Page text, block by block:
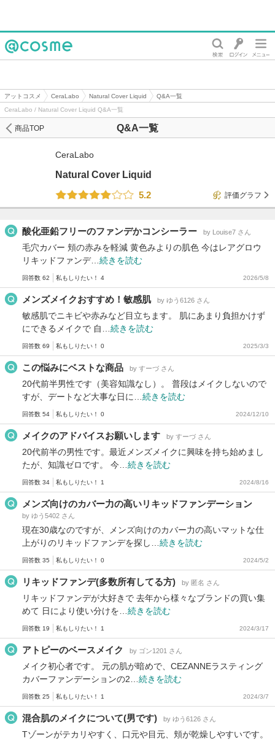
アットコスメ CeraLabo Natural Cover Liquid
Q&A一覧
CeraLabo / Natural Cover Liquid Q&A一覧
Q&A一覧
商品TOP
CeraLabo
Natural Cover Liquid
5.2
評価グラフ
酸化亜鉛フリーのファンデかコンシーラー by Louise7 さん
毛穴カバー 頬の赤みを軽減 黄色みよりの肌色 今はレアグロウ
リキッドファンデ… 続きを読む
回答数 62 私もしりたい！ 4 2026/5/8
メンズメイクおすすめ！敏感肌 by ゆう6126 さん
敏感肌でニキビや赤みなど目立ちます。 肌にあまり負担かけず
にできるメイクで 自… 続きを読む
回答数 69 私もしりたい！ 0 2025/3/3
この悩みにベストな商品 by すーづ さん
20代前半男性です（美容知識なし）。 普段はメイクしないので
すが、デートなど大事な日に… 続きを読む
回答数 54 私もしりたい！ 0 2024/12/10
メイクのアドバイスお願いします by すーづ さん
20代前半の男性です。最近メンズメイクに興味を持ち始めまし
たが、知識ゼロです。 今… 続きを読む
回答数 34 私もしりたい！ 1 2024/8/16
メンズ向けのカバー力の高いリキッドファンデーション
by ゆう5402 さん
現在30歳なのですが、メンズ向けのカバー力の高いマットな仕
上がりのリキッドファンデを探し… 続きを読む
回答数 35 私もしりたい！ 0 2024/5/2
リキッドファンデ(多数所有してる方) by 匿名 さん
リキッドファンデが大好きで 去年から様々なブランドの買い集
めて 日により使い分けを… 続きを読む
回答数 19 私もしりたい！ 1 2024/3/17
アトピーのベースメイク by ゴン1201 さん
メイク初心者です。 元の肌が暗めで、CEZANNEラスティング
カバーファンデーションの2… 続きを読む
回答数 25 私もしりたい！ 1 2024/3/7
混合肌のメイクについて(男です) by ゆう6126 さん
Tゾーンがテカリやすく、口元や目元、頬が乾燥しやすいです。